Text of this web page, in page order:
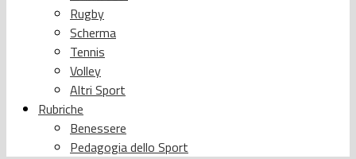
Rugby
Scherma
Tennis
Volley
Altri Sport
Rubriche
Benessere
Pedagogia dello Sport